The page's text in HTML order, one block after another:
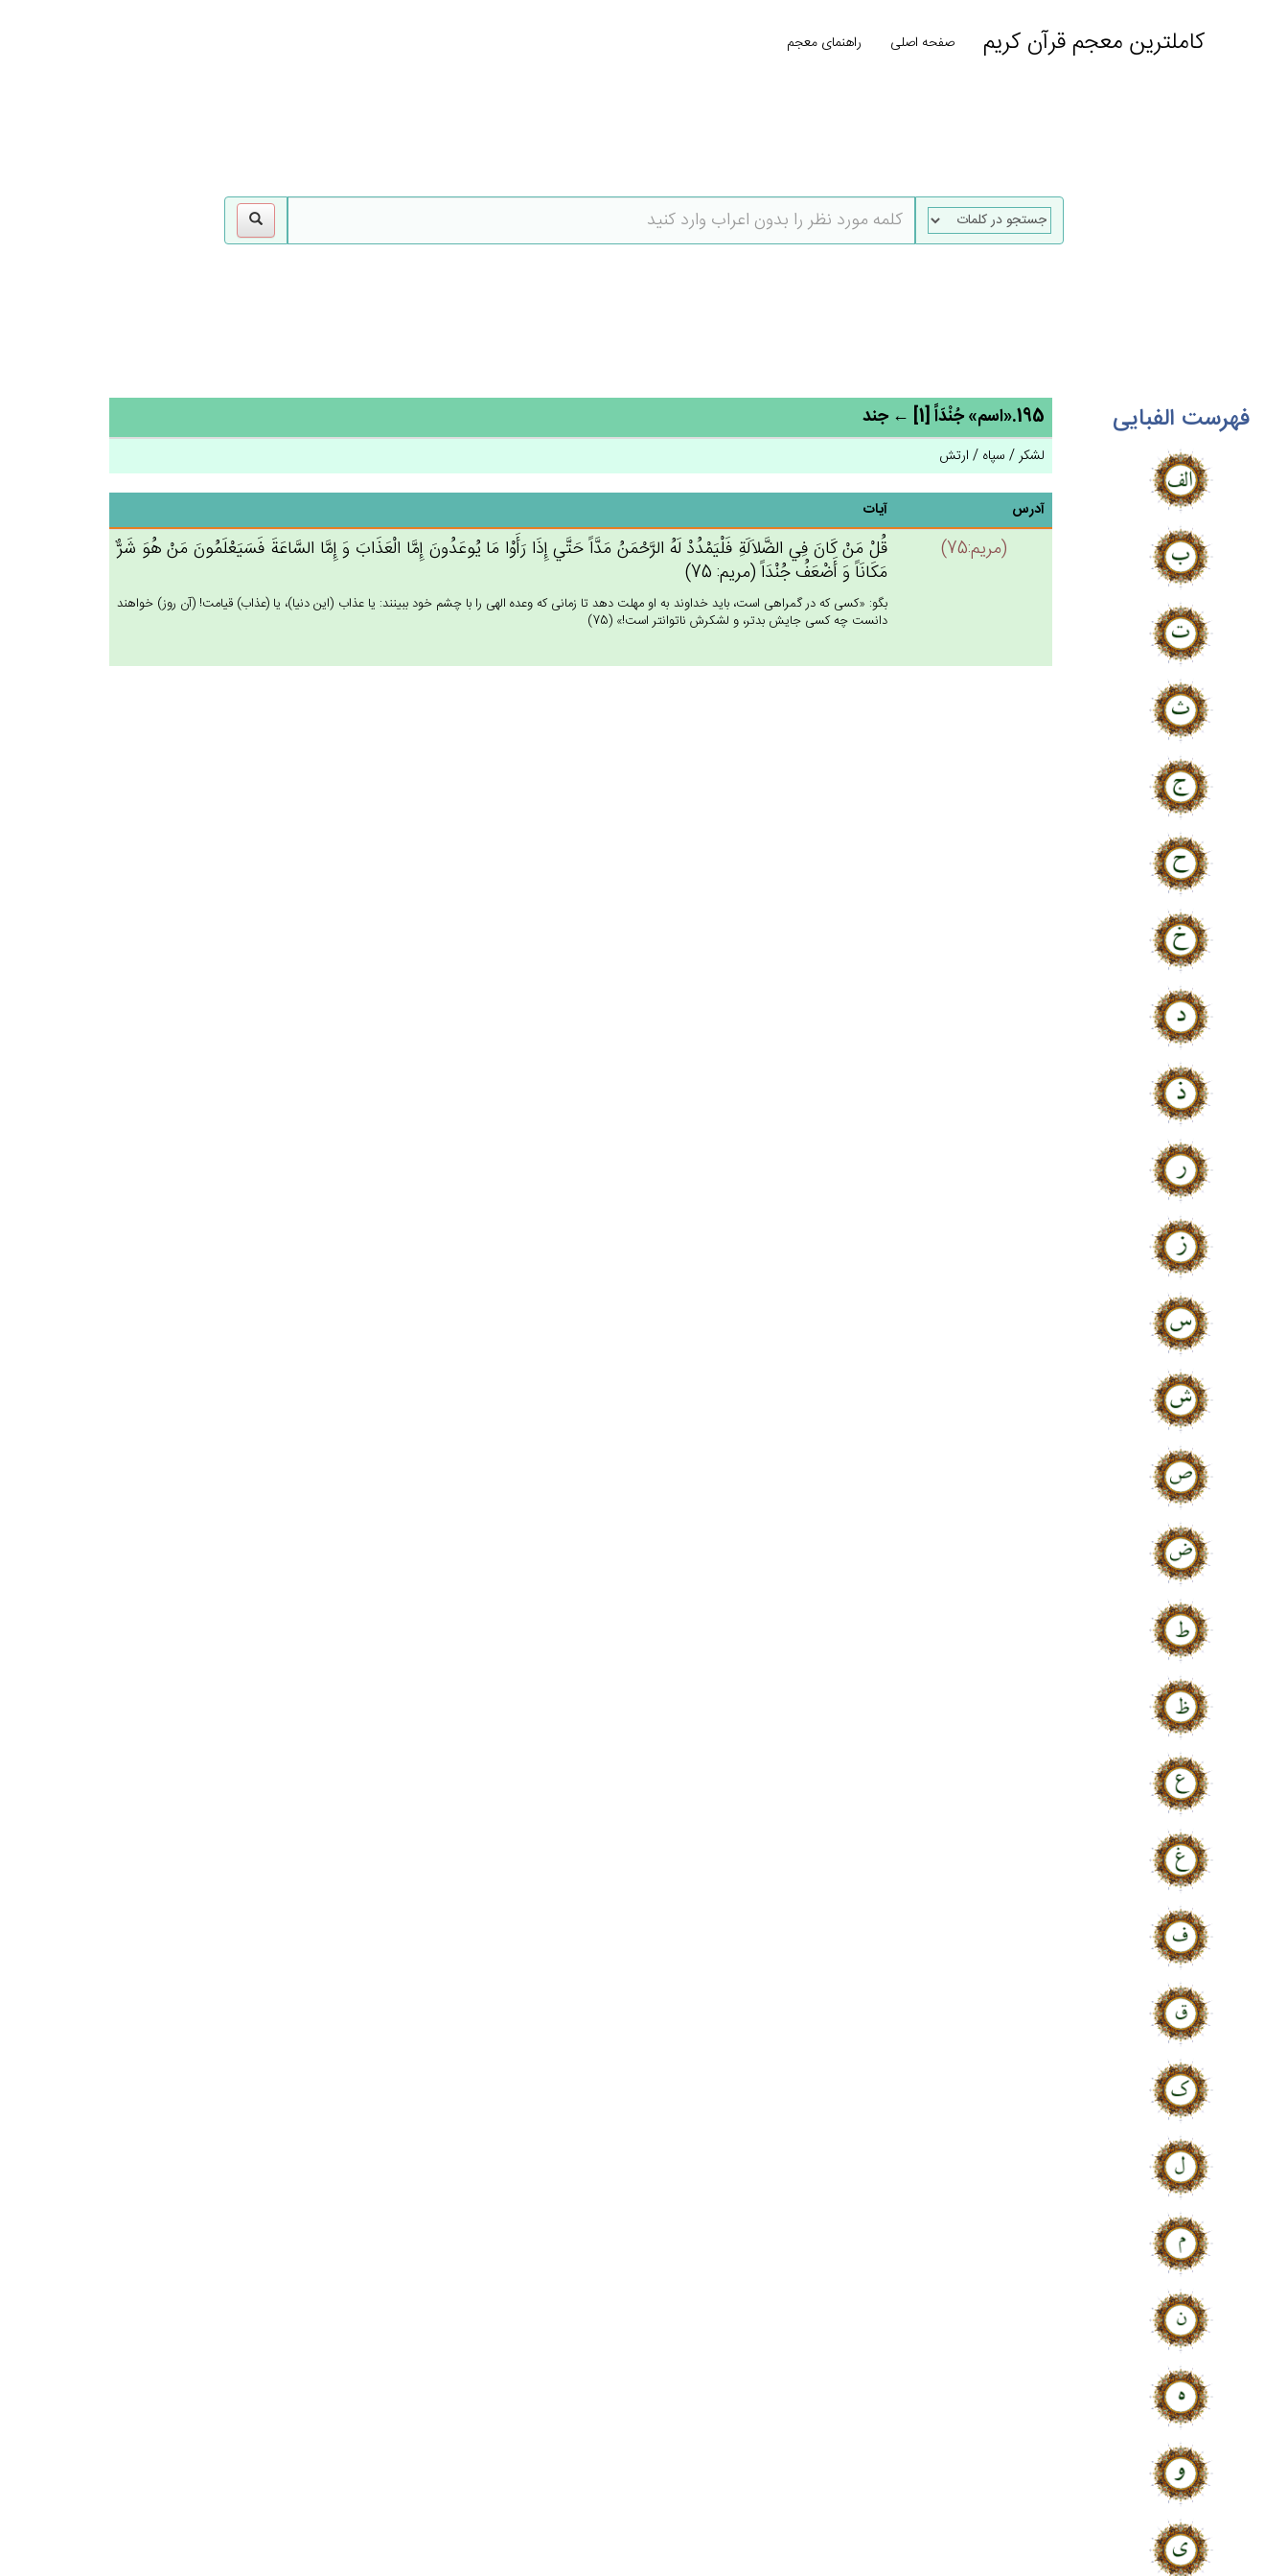
کاملترین معجم قرآن کریم صفحه اصلی راهنمای معجم
فهرست الفبایی 195.«اسم» جُنْدَاً [1] ← جند
لشکر / سپاه / ارتش
آدرس آیات
(مريم:75)
قُل‌ْ مَنْ‌ كَان‌َ فِي‌ الضَّلاَلَة‌ِ فَلْيَمْدُدْ لَه‌ُ الرَّحْمَن‌ُ مَدَّاً حَتَّي‌ إِذَا رَأَوْا مَا يُوعَدُون‌َ إِمَّا الْعَذَاب‌َ وَ إِمَّا السَّاعَة‌َ فَسَيَعْلَمُون‌َ مَن‌ْ هُوَ شَرٌّ
مَكَانَاً وَ أَضْعَف‌ُ جُنْدَاً (مريم: 75)
بگو: «كسى كه در گمراهى است، بايد خداوند به او مهلت دهد تا زمانى كه وعده الهى را با چشم خود ببينند: يا عذاب (اين دنيا)، يا (عذاب) قيامت! (آن روز) خواهند
دانست چه كسى جايش بدتر، و لشكرش ناتوانتر است!» (75)